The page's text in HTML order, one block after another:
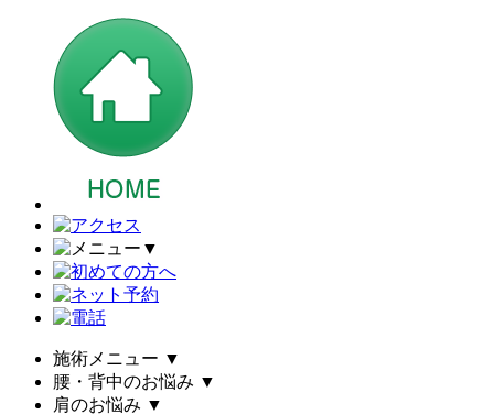
▼
施術メニュー ▼
腰・背中のお悩み ▼
肩のお悩み ▼